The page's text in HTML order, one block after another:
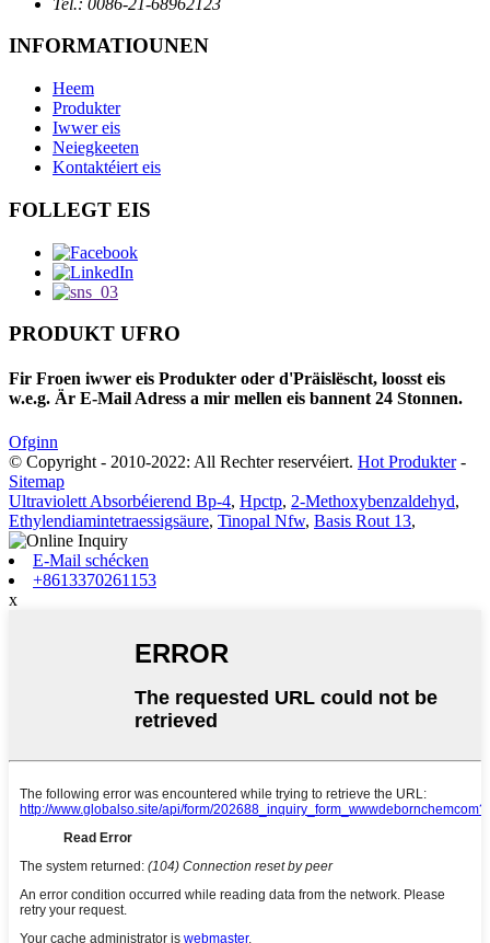
INFORMATIOUNEN
Heem
Produkter
Iwwer eis
Neiegkeeten
Kontaktéiert eis
FOLLEGT EIS
PRODUKT UFRO
Fir Froen iwwer eis Produkter oder d'Präislëscht, loosst eis
w.e.g. Är E-Mail Adress a mir mellen eis bannent 24 Stonnen.
Ofginn
© Copyright - 2010-2022: All Rechter reservéiert. Hot Produkter-
Sitemap
Ultraviolett Absorbéierend Bp-4, Hpctp, 2-Methoxybenzaldehyd,
Ethylendiamintetraessigsäure, Tinopal Nfw, Basis Rout 13,
E-Mail schécken
+8613370261153
x